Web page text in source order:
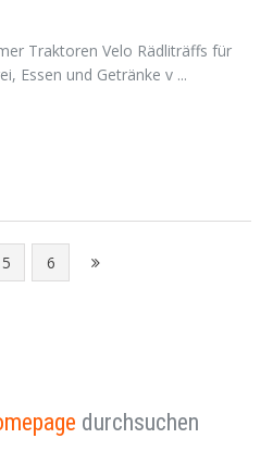
Traktoren Velo Rädliträffs für
Essen und Getränke v ...
5 6
durchsuchen